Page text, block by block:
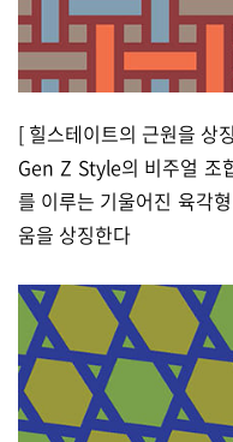
[ 힐스테이트의 근원을 상
Gen Z Style의 비주얼 조
를 이루는 기울어진 육각
움을 상징한다